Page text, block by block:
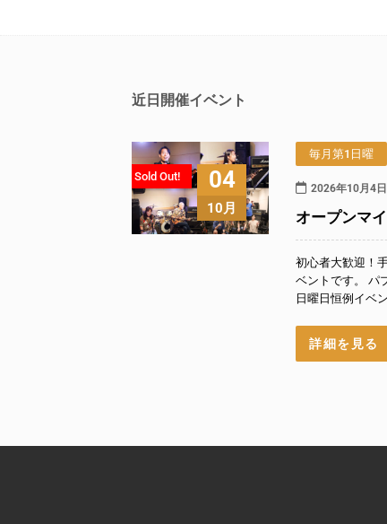
近日開催イベント
04
10月
Sold Out!
毎月第1日曜
2026年10月4日
オープンマイ
初心者大歓迎！
ベントです。 パ
日曜日恒例イベ
詳細を見る